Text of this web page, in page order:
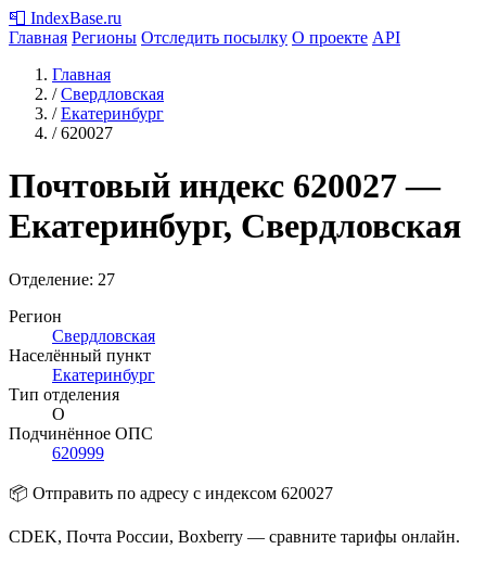
📮 IndexBase.ru
Главная Регионы Отследить посылку О проекте API
Главная
/ Свердловская
/ Екатеринбург
/ 620027
Почтовый индекс 620027 —
Екатеринбург, Свердловская
Отделение: 27
Регион
Свердловская
Населённый пункт
Екатеринбург
Тип отделения
О
Подчинённое ОПС
620999
📦 Отправить по адресу с индексом 620027
CDEK, Почта России, Boxberry — сравните тарифы онлайн.